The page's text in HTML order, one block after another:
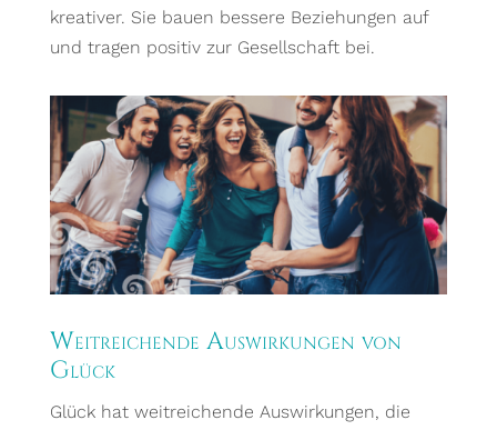
kreativer. Sie bauen bessere Beziehungen auf
und tragen positiv zur Gesellschaft bei.
Weitreichende Auswirkungen von
Glück
Glück hat weitreichende Auswirkungen, die